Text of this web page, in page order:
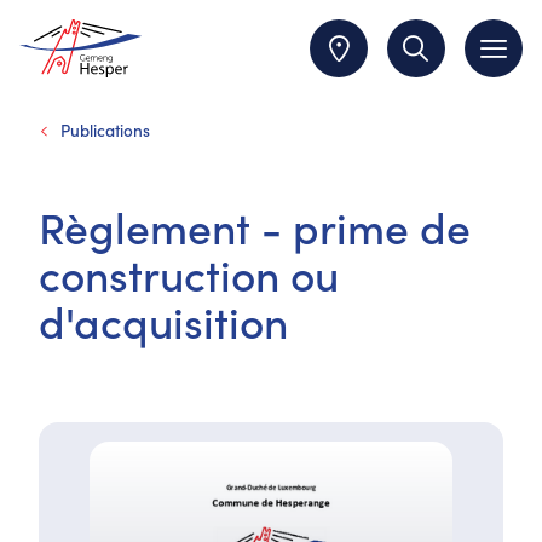
Publications
Règlement - prime de
construction ou
d'acquisition